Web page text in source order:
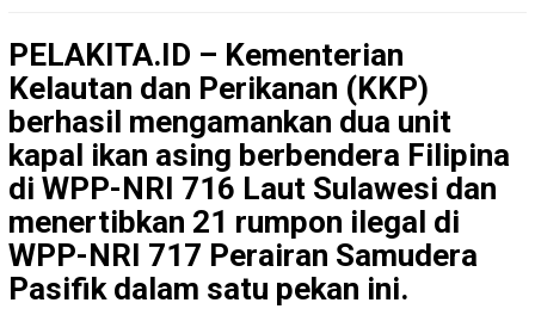
PELAKITA.ID – Kementerian
Kelautan dan Perikanan (KKP)
berhasil mengamankan dua unit
kapal ikan asing berbendera Filipina
di WPP-NRI 716 Laut Sulawesi dan
menertibkan 21 rumpon ilegal di
WPP-NRI 717 Perairan Samudera
Pasifik dalam satu pekan ini.